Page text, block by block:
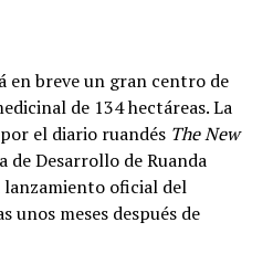
en breve un gran centro de
de 134 hectáreas. La
el diario ruandés The New
de Desarrollo de Ruanda
lanzamiento oficial del
unos meses después de